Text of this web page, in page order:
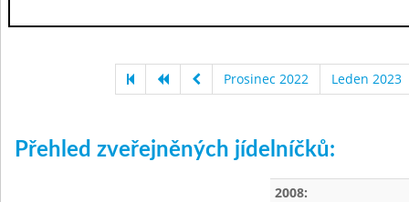
Prosinec 2022 Leden 2023
Přehled zveřejněných jídelníčků:
2008: